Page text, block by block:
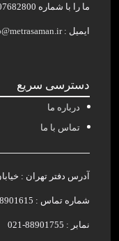
ما را با شماره 09307682800 در شبکه های اجتماعی دنبال کنید
ایمیل :
دسترسی سریع
درباره ما
تماس با ما
آدرس دفتر تهران : خیابان
شماره تماس : 88901615-021
نمابر : 88901755-021